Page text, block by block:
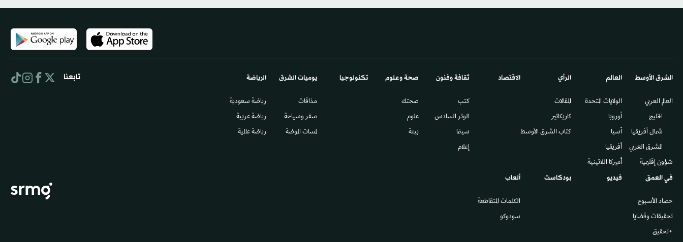
الشرق الأوسط​
العالم العربي
الخليج
شمال أفريقيا
المشرق العربي
شؤون إقليمية
العالم
الولايات المتحدة
أوروبا
آسيا
أفريقيا
أميركا اللاتينية
الرأي
المقالات
كاريكاتير
كتاب الشرق الأوسط
الاقتصاد ثقافة وفنون
كتب
الوتر السادس​
سينما
إعلام
صحة وعلوم
صحتك
علوم
بيئة
تكنولوجيا يوميات الشرق​
مذاقات
سفر وسياحة
لمسات الموضة
الرياضة
رياضة سعودية
رياضة عربية
رياضة عالمية
في العمق
حصاد الأسبوع
تحقيقات وقضايا
+تحقيق
فيديو بودكاست ألعاب
الكلمات المتقاطعة
سودوكو
تابعنا